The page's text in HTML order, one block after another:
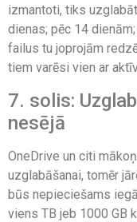
izmantoti, tiks
dienas; pēc 14
failus tu joprojām
tiem varēsi vien ar
7. solis:
nesējā
OneDrive un citi
uzglabāšanai, tomēr
būs nepieciešams
viens TB jeb 1000 GB